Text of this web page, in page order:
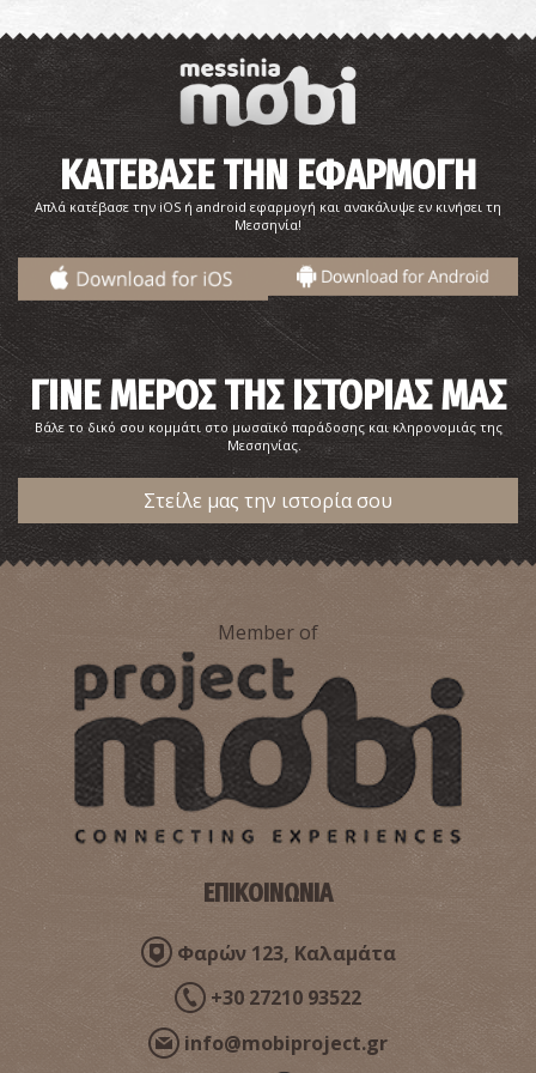
ΚΑΤΕΒΑΣΕ ΤΗΝ ΕΦΑΡΜΟΓΗ
Απλά κατέβασε την iOS ή android εφαρμογή και ανακάλυψε εν κινήσει τη
Μεσσηνία!
ΓΙΝΕ ΜΕΡΟΣ ΤΗΣ ΙΣΤΟΡΙΑΣ ΜΑΣ
Βάλε το δικό σου κομμάτι στο μωσαϊκό παράδοσης και κληρονομιάς της
Μεσσηνίας.
Στείλε μας την ιστορία σου
Member of
ΕΠΙΚΟΙΝΩΝΙΑ
Φαρών 123, Καλαμάτα
+30 27210 93522
info@mobiproject.gr